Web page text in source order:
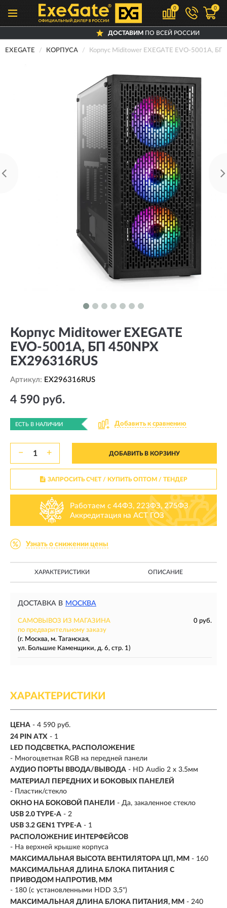
0 0
ДОСТАВИМПО ВСЕЙ РОССИИ
EXEGATE КОРПУСА Корпус Miditower EXEGATE EVO-5001A, БП
Корпус Miditower EXEGATE
EVO-5001A, БП 450NPX
EX296316RUS
Артикул: EX296316RUS
4 590 руб.
ЕСТЬ В НАЛИЧИИ Добавить к сравнению
− + ДОБАВИТЬ В КОРЗИНУ
ЗАПРОСИТЬ СЧЕТ / КУПИТЬ ОПТОМ/ ТЕНДЕР
Работаем с 44ФЗ, 223ФЗ, 275ФЗ
Аккредитация на АСТ ГОЗ
Узнать о снижении цены
ХАРАКТЕРИСТИКИ ОПИСАНИЕ
ДОСТАВКА В МОСКВА
САМОВЫВОЗ ИЗ МАГАЗИНА
0 руб.
по предварительному заказу
(г. Москва, м. Таганская,
ул. Большие Каменщики, д. 6, стр. 1)
ХАРАКТЕРИСТИКИ
ЦЕНА - 4 590 руб.
24 PIN ATX - 1
LED ПОДСВЕТКА, РАСПОЛОЖЕНИЕ
- Многоцветная RGB на передней панели
АУДИО ПОРТЫ ВВОДА/ВЫВОДА - HD Audio 2 x 3.5мм
МАТЕРИАЛ ПЕРЕДНИХ И БОКОВЫХ ПАНЕЛЕЙ
- Пластик/стекло
ОКНО НА БОКОВОЙ ПАНЕЛИ - Да, закаленное стекло
USB 2.0 TYPE-A - 2
USB 3.2 GEN1 TYPE-A - 1
РАСПОЛОЖЕНИЕ ИНТЕРФЕЙСОВ
- На верхней крышке корпуса
МАКСИМАЛЬНАЯ ВЫСОТА ВЕНТИЛЯТОРА ЦП, ММ - 160
МАКСИМАЛЬНАЯ ДЛИНА БЛОКА ПИТАНИЯ С
ПРИВОДОМ НАПРОТИВ, ММ
- 180 (с установленными HDD 3,5")
МАКСИМАЛЬНАЯ ДЛИНА БЛОКА ПИТАНИЯ, ММ - 240